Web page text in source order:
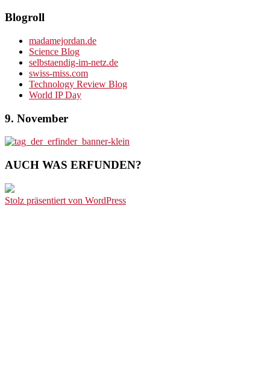
Blogroll
madamejordan.de
Science Blog
selbstaendig-im-netz.de
swiss-miss.com
Technology Review Blog
World IP Day
9. November
AUCH WAS ERFUNDEN?
Stolz präsentiert von WordPress